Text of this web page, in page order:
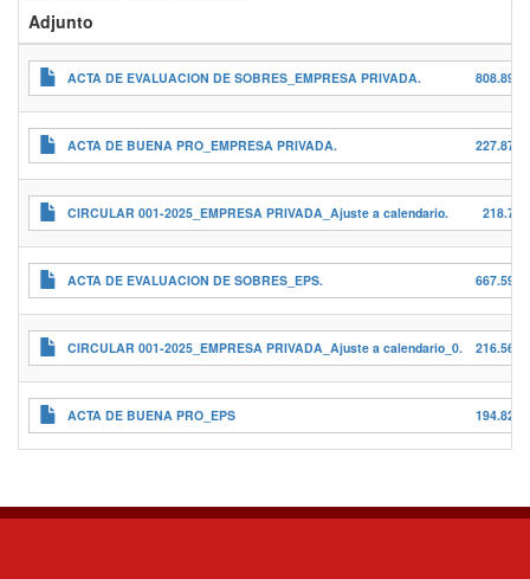
Adjunto
ACTA DE EVALUACION DE SOBRES_EMPRESA PRIVADA. 808.89
ACTA DE BUENA PRO_EMPRESA PRIVADA. 227.87
CIRCULAR 001-2025_EMPRESA PRIVADA_Ajuste a calendario. 218.7
ACTA DE EVALUACION DE SOBRES_EPS. 667.59
CIRCULAR 001-2025_EMPRESA PRIVADA_Ajuste a calendario_0. 216.56
ACTA DE BUENA PRO_EPS 194.82